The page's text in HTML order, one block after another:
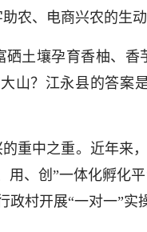
农、电商兴农的生
壤孕育香柚、香
山？江永县的答案
中之重。近年来，
用、创”一体化孵化
政村开展“一对一”